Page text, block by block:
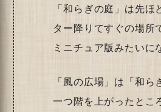
「和らぎの庭」は先
ター降りてすぐの場所
ミニチュア版みたいに
「風の広場」は「和
一つ階を上がったとこ